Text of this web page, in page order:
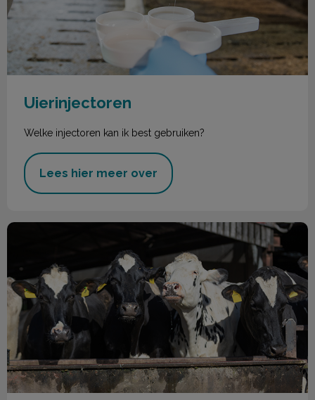
Uierinjectoren
Welke injectoren kan ik best gebruiken?
Lees hier meer over
Blauwtong (BTV)